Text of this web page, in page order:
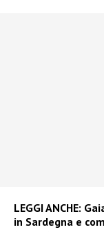
LEGGI ANCHE:
in Sardegna e